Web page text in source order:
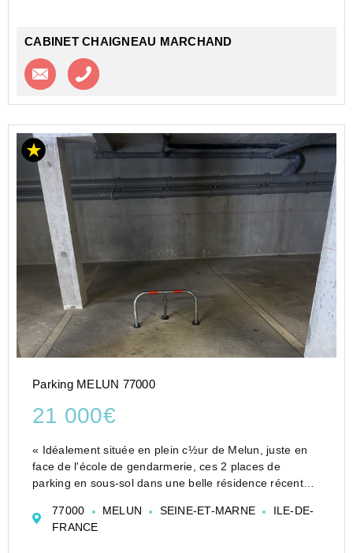
CABINET CHAIGNEAU MARCHAND
Contacter l'agence
Parking MELUN 77000
21 000€
« Idéalement située en plein c½ur de Melun, juste en
face de l'école de gendarmerie, ces 2 places de
parking en sous-sol dans une belle résidence récente
habitez juste à côté et vous ne savez jamais où...
77000 MELUN SEINE-ET-MARNE
ILE-DE-
FRANCE